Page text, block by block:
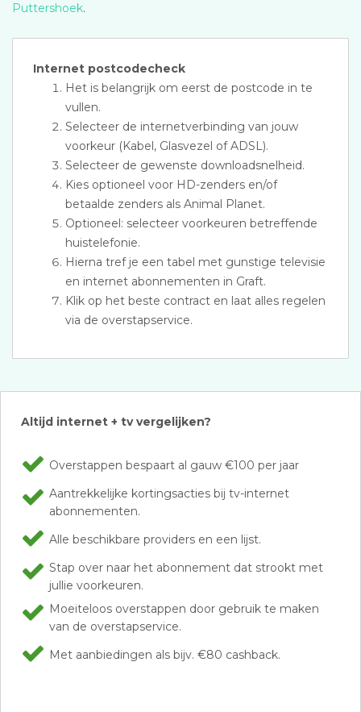
Puttershoek.
Internet postcodecheck
Het is belangrijk om eerst de postcode in te
vullen.
Selecteer de internetverbinding van jouw
voorkeur (Kabel, Glasvezel of ADSL).
Selecteer de gewenste downloadsnelheid.
Kies optioneel voor HD-zenders en/of
betaalde zenders als Animal Planet.
Optioneel: selecteer voorkeuren betreffende
huistelefonie.
Hierna tref je een tabel met gunstige televisie
en internet abonnementen in Graft.
Klik op het beste contract en laat alles regelen
via de overstapservice.
Altijd internet + tv vergelijken?
Overstappen bespaart al gauw €100 per jaar
Aantrekkelijke kortingsacties bij tv-internet
abonnementen.
Alle beschikbare providers en een lijst.
Stap over naar het abonnement dat strookt met
jullie voorkeuren.
Moeiteloos overstappen door gebruik te maken
van de overstapservice.
Met aanbiedingen als bijv. €80 cashback.